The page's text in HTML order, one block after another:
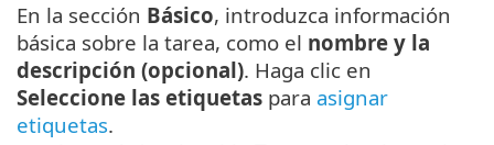
En la sección Básico, introduzca información
básica sobre la tarea, como el nombre y la
descripción (opcional). Haga clic en
Seleccione las etiquetas para asignar
etiquetas.